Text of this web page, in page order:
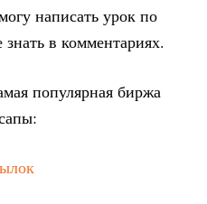
написать урок по
в комментариях.
популярная биржа